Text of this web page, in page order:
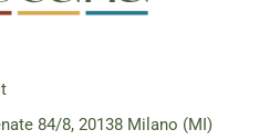
84/8, 20138 Milano (MI)